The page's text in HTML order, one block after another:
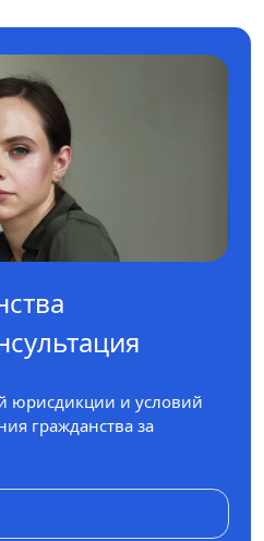
юрисдикции и условий
гражданства за